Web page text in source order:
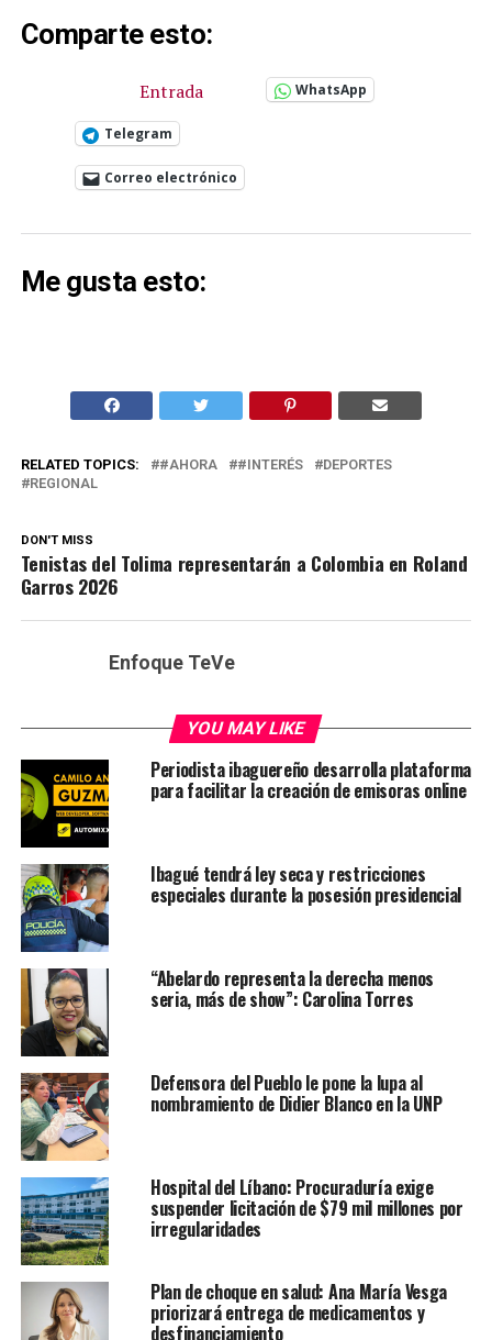
Comparte esto:
Entrada WhatsApp
Telegram
Correo electrónico
Me gusta esto:
RELATED TOPICS: #AHORA #INTERÉS
DEPORTES
REGIONAL
DON'T MISS
Tenistas del Tolima representarán a Colombia en Roland
Garros 2026
Enfoque TeVe
YOU MAY LIKE
Periodista ibaguereño desarrolla plataforma
para facilitar la creación de emisoras online
Ibagué tendrá ley seca y restricciones
especiales durante la posesión presidencial
“Abelardo representa la derecha menos
seria, más de show”: Carolina Torres
Defensora del Pueblo le pone la lupa al
nombramiento de Didier Blanco en la UNP
Hospital del Líbano: Procuraduría exige
suspender licitación de $79 mil millones por
irregularidades
Plan de choque en salud: Ana María Vesga
priorizará entrega de medicamentos y
desfinanciamiento